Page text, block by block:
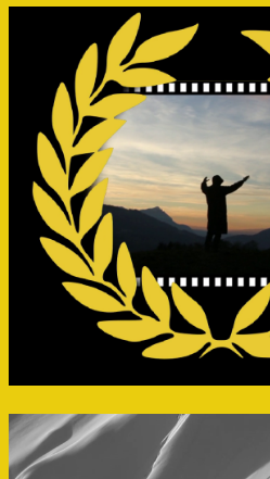
Lecteur
vidéo